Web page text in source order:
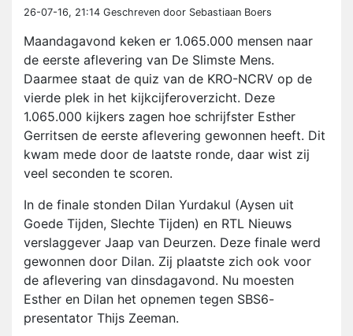
26-07-16, 21:14 Geschreven door Sebastiaan Boers
Maandagavond keken er 1.065.000 mensen naar
de eerste aflevering van De Slimste Mens.
Daarmee staat de quiz van de KRO-NCRV op de
vierde plek in het kijkcijferoverzicht. Deze
1.065.000 kijkers zagen hoe schrijfster Esther
Gerritsen de eerste aflevering gewonnen heeft. Dit
kwam mede door de laatste ronde, daar wist zij
veel seconden te scoren.
In de finale stonden Dilan Yurdakul (Aysen uit
Goede Tijden, Slechte Tijden) en RTL Nieuws
verslaggever Jaap van Deurzen. Deze finale werd
gewonnen door Dilan. Zij plaatste zich ook voor
de aflevering van dinsdagavond. Nu moesten
Esther en Dilan het opnemen tegen SBS6-
presentator Thijs Zeeman.